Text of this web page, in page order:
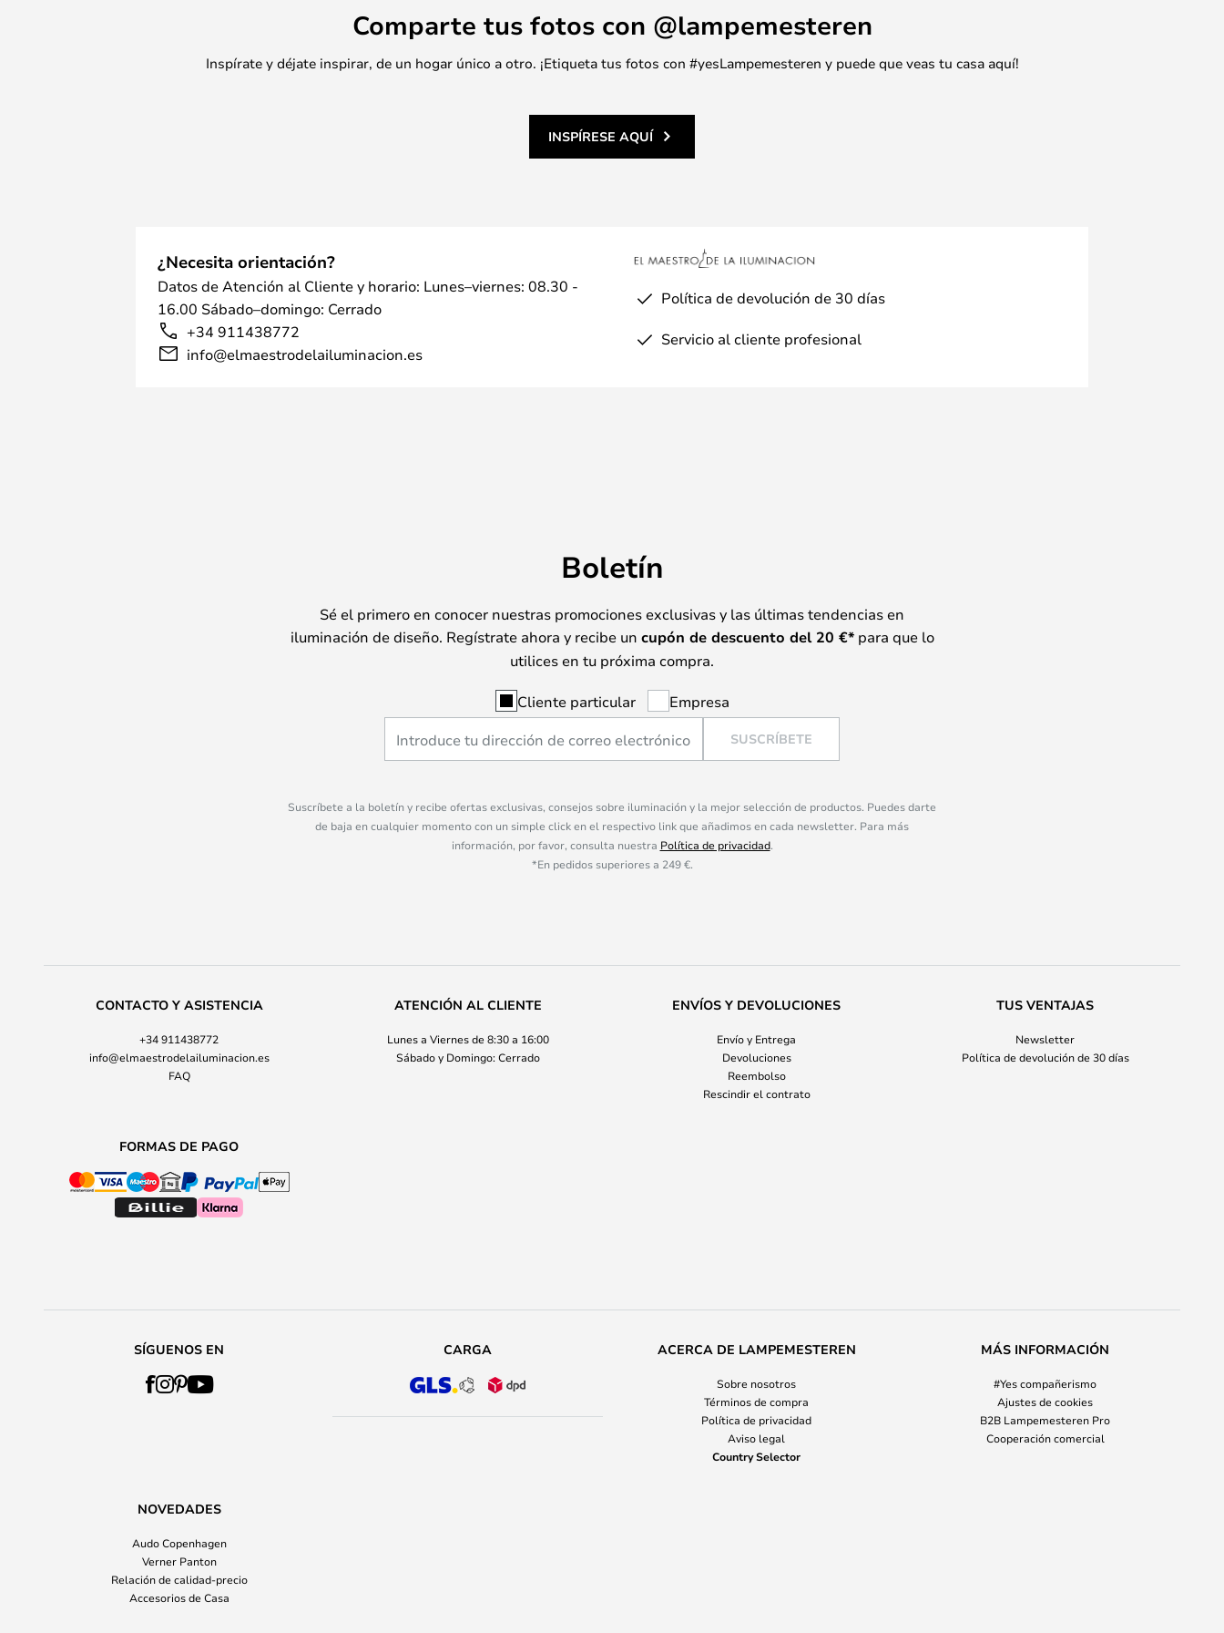
Comparte tus fotos con @lampemesteren
Inspírate y déjate inspirar, de un hogar único a otro. ¡Etiqueta tus fotos con #yesLampemesteren y puede que veas tu casa aquí!
INSPÍRESE AQUÍ
¿Necesita orientación?
Datos de Atención al Cliente y horario: Lunes–viernes: 08.30 -
16.00 Sábado–domingo: Cerrado
+34 911438772
info@elmaestrodelailuminacion.es
Política de devolución de 30 días
Servicio al cliente profesional
Boletín
Sé el primero en conocer nuestras promociones exclusivas y las últimas tendencias en
iluminación de diseño. Regístrate ahora y recibe un cupón de descuento del 20 €*para que lo
utilices en tu próxima compra.
Cliente particular Empresa
SUSCRÍBETE
Suscríbete a la boletín y recibe ofertas exclusivas, consejos sobre iluminación y la mejor selección de productos. Puedes darte
de baja en cualquier momento con un simple click en el respectivo link que añadimos en cada newsletter. Para más
información, por favor, consulta nuestra Política de privacidad.
*En pedidos superiores a 249 €.
CONTACTO Y ASISTENCIA
+34 911438772
info@elmaestrodelailuminacion.es
FAQ
ATENCIÓN AL CLIENTE
Lunes a Viernes de 8:30 a 16:00
Sábado y Domingo: Cerrado
ENVÍOS Y DEVOLUCIONES
Envío y Entrega
Devoluciones
Reembolso
Rescindir el contrato
TUS VENTAJAS
Newsletter
Política de devolución de 30 días
FORMAS DE PAGO
SÍGUENOS EN CARGA ACERCA DE LAMPEMESTEREN
Sobre nosotros
Términos de compra
Política de privacidad
Aviso legal
Country Selector
MÁS INFORMACIÓN
#Yes compañerismo
Ajustes de cookies
B2B Lampemesteren Pro
Cooperación comercial
NOVEDADES
Audo Copenhagen
Verner Panton
Relación de calidad-precio
Accesorios de Casa